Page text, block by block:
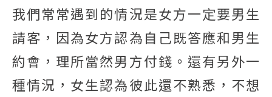
我們常常遇到的情況是女方一定要男生
請客，因為女方認為自己既答應和男生
約會，理所當然男方付錢。還有另外一
種情況，女生認為彼此還不熟悉，不想